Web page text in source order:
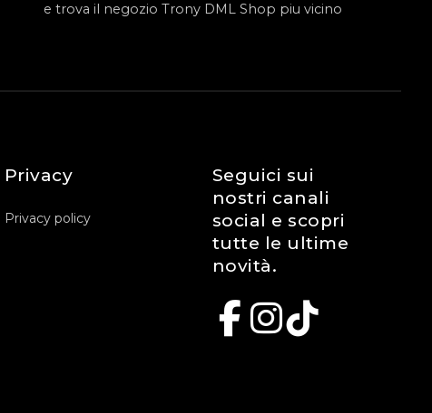
e trova il negozio Trony DML Shop piu vicino
Privacy
Privacy policy
Seguici sui
nostri canali
social e scopri
tutte le ultime
novità.